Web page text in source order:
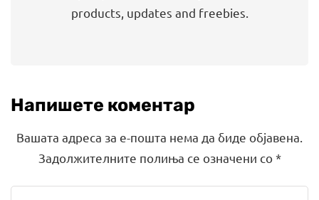
products, updates and freebies.
Напишете коментар
Вашата адреса за е-пошта нема да биде објавена.
Задолжителните полиња се означени со*